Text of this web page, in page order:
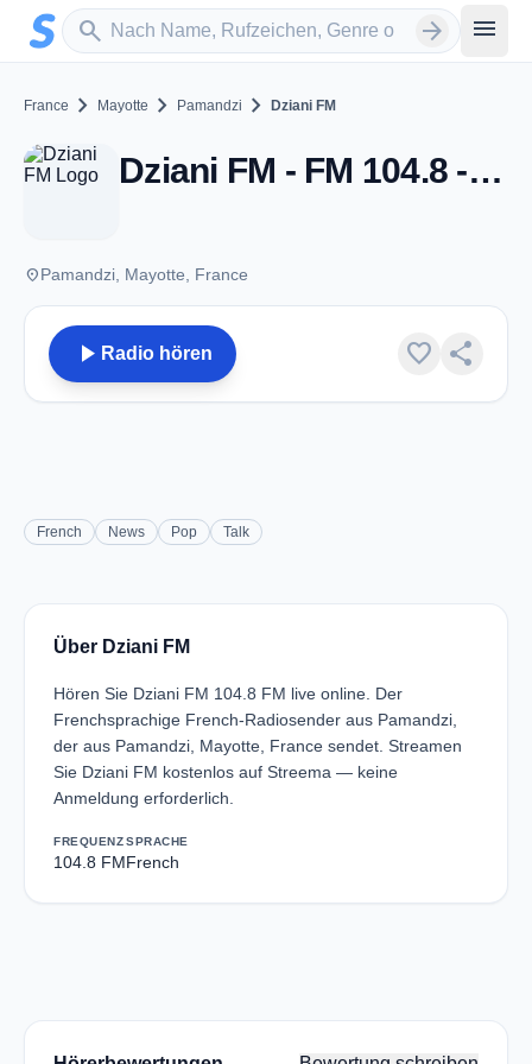
Zum Hauptinhalt springen
search
Sender suchen arrow_forward menu
France chevron_right Mayotte chevron_right Pamandzi chevron_right Dziani FM
Dziani FM - FM 104.8 - Pamandzi
placePamandzi, Mayotte, France
play_arrow Radio hören favorite share
French News Pop Talk
Über Dziani FM
Hören Sie Dziani FM 104.8 FM live online. Der
Frenchsprachige French-Radiosender aus Pamandzi,
der aus Pamandzi, Mayotte, France sendet. Streamen
Sie Dziani FM kostenlos auf Streema — keine
Anmeldung erforderlich.
FREQUENZ
104.8 FM
SPRACHE
French